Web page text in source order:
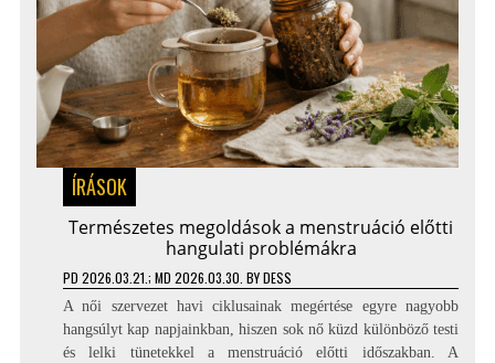
ÍRÁSOK
Természetes megoldások a menstruáció előtti
hangulati problémákra
PD 2026.03.21. ; MD 2026.03.30. BYDESS
A női szervezet havi ciklusainak megértése egyre nagyobb
hangsúlyt kap napjainkban, hiszen sok nő küzd különböző testi
és lelki tünetekkel a menstruáció előtti időszakban. A